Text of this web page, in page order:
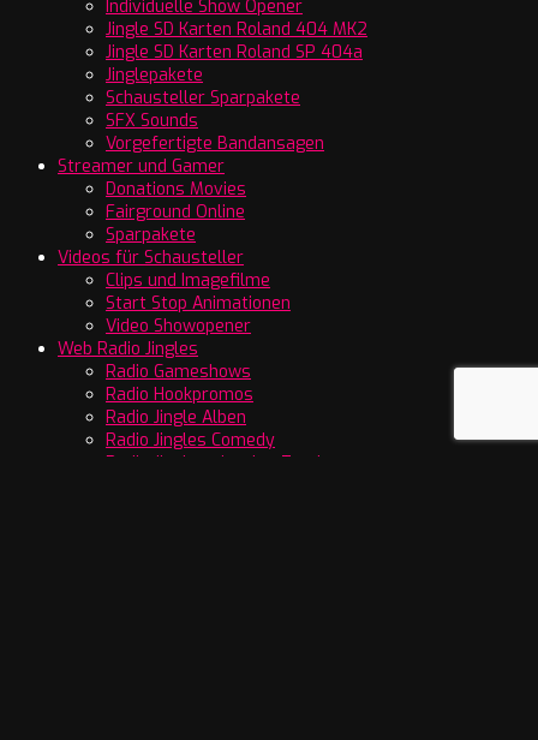
Individuelle Show Opener
Jingle SD Karten Roland 404 MK2
Jingle SD Karten Roland SP 404a
Jinglepakete
Schausteller Sparpakete
SFX Sounds
Vorgefertigte Bandansagen
Streamer und Gamer
Donations Movies
Fairground Online
Sparpakete
Videos für Schausteller
Clips und Imagefilme
Start Stop Animationen
Video Showopener
Web Radio Jingles
Radio Gameshows
Radio Hookpromos
Radio Jingle Alben
Radio Jingles Comedy
Radio Jingles einzelne Tracks